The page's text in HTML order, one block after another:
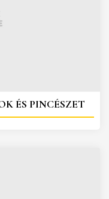
ÉS PINCÉSZET